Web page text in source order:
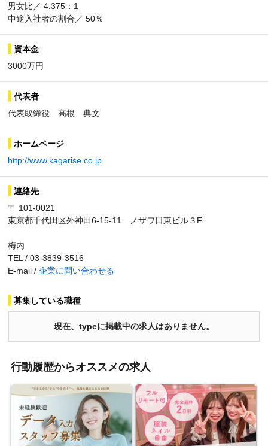
男女比／ 4.375：1
中途入社者の割合／ 50％
資本金
3000万円
代表者
代表取締役 高根 典文
ホームページ
http://www.kagarise.co.jp
連絡先
〒 101-0021
東京都千代田区外神田6-15-11 ノザワ日東ビル３F
梅内
TEL / 03-3839-3516
E-mail / 企業に問い合わせる
募集している職種
現在、typeに掲載中の求人はありません。
行動履歴からオススメの求人